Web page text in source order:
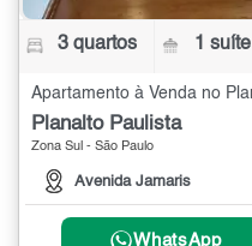
3 quartos 1 suíte
Planalto Paulista
Zona Sul - São Paulo
Avenida Jamaris
WhatsApp